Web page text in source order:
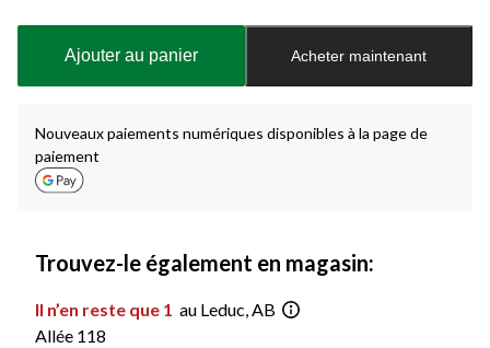
à
Ajouter au panier Acheter maintenant
Nouveaux paiements numériques disponibles à la page de
paiement
Trouvez-le également en magasin:
Il n’en reste que 1 au Leduc, AB
Allée 118